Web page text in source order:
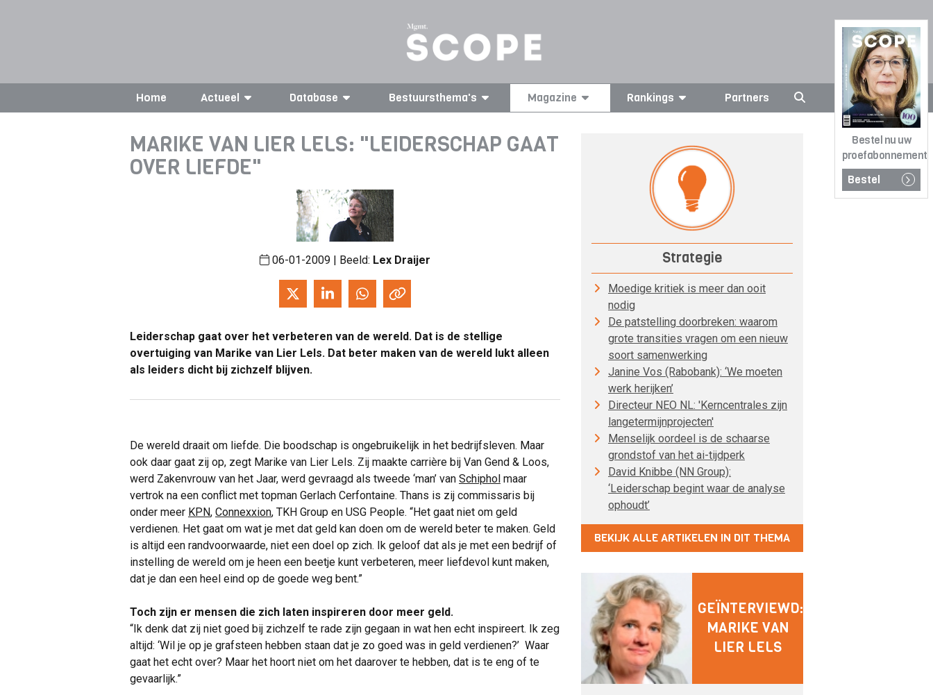
Bestel nu uw
proefabonnement
Bestel
Home Actueel Database Bestuursthema's Magazine Rankings Partners
MARIKE VAN LIER LELS: "LEIDERSCHAP GAAT
OVER LIEFDE"
06-01-2009 | Beeld: Lex Draijer
Leiderschap gaat over het verbeteren van de wereld. Dat is de stellige
overtuiging van Marike van Lier Lels. Dat beter maken van de wereld lukt alleen
als leiders dicht bij zichzelf blijven.
De wereld draait om liefde. Die boodschap is ongebruikelijk in het bedrijfsleven. Maar
ook daar gaat zij op, zegt Marike van Lier Lels. Zij maakte carrière bij Van Gend & Loos,
werd Zakenvrouw van het Jaar, werd gevraagd als tweede ‘man’ van Schiphol maar
vertrok na een conflict met topman Gerlach Cerfontaine. Thans is zij commissaris bij
onder meer KPN, Connexxion, TKH Group en USG People. “Het gaat niet om geld
verdienen. Het gaat om wat je met dat geld kan doen om de wereld beter te maken. Geld
is altijd een randvoorwaarde, niet een doel op zich. Ik geloof dat als je met een bedrijf of
instelling de wereld om je heen een beetje kunt verbeteren, meer liefdevol kunt maken,
dat je dan een heel eind op de goede weg bent.”
Toch zijn er mensen die zich laten inspireren door meer geld.
“Ik denk dat zij niet goed bij zichzelf te rade zijn gegaan in wat hen echt inspireert. Ik zeg
altijd: ‘Wil je op je grafsteen hebben staan dat je zo goed was in geld verdienen?’ Waar
gaat het echt over? Maar het hoort niet om het daarover te hebben, dat is te eng of te
gevaarlijk.”
Strategie
Moedige kritiek is meer dan ooit
nodig
De patstelling doorbreken: waarom
grote transities vragen om een nieuw
soort samenwerking
Janine Vos (Rabobank): ‘We moeten
werk herijken’
Directeur NEO NL: 'Kerncentrales zijn
langetermijnprojecten'
Menselijk oordeel is de schaarse
grondstof van het ai-tijdperk
David Knibbe (NN Group):
‘Leiderschap begint waar de analyse
ophoudt’
BEKIJK ALLE ARTIKELEN IN DIT THEMA
GEÏNTERVIEWD:
MARIKE VAN
LIER LELS